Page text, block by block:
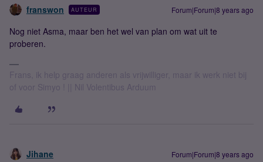
franswon AUTEUR Forum|Forum|8 years ago
Nog niet Asma, maar ben het wel van plan om wat uit te
proberen.
Frans, ik help graag anderen als vrijwilliger, maar ik werk niet bij
of voor Simyo ! || Nil Volentibus Arduum
Jihane Forum|Forum|8 years ago